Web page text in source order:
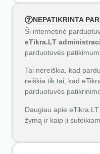
NEPATIKRINTA
Ši internetinė
eTikra.LT
parduotuvės
Tai nereiškia, kad
reiškia tik tai, kad
parduotuvės
Daugiau apie eTikra.LT
žymą ir kaip ji